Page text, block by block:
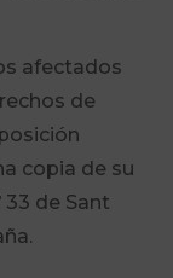
afectados
de
copia de su
33 de Sant